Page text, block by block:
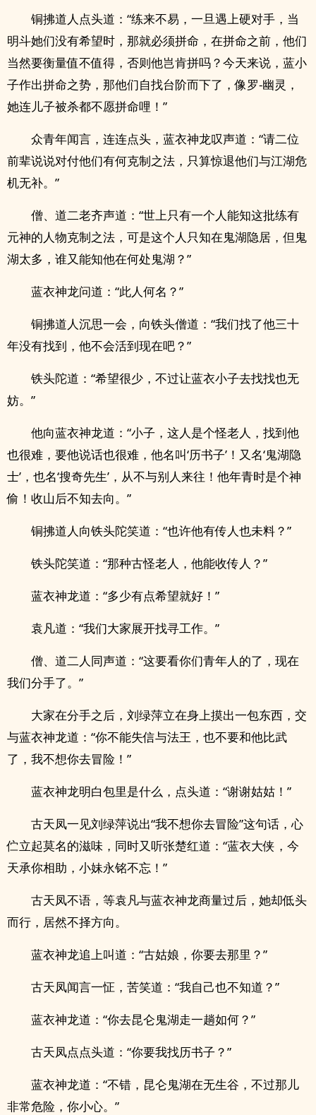
铜拂道人点头道：“练来不易，一旦遇上硬对手，当
明斗她们没有希望时，那就必须拼命，在拼命之前，他们
当然要衡量值不值得，否则他岂肯拼吗？今天来说，蓝小
子作出拼命之势，那他们自找台阶而下了，像罗-幽灵，
她连儿子被杀都不愿拼命哩！”
众青年闻言，连连点头，蓝衣神龙叹声道：“请二位
前辈说说对付他们有何克制之法，只算惊退他们与江湖危
机无补。”
僧、道二老齐声道：“世上只有一个人能知这批练有
元神的人物克制之法，可是这个人只知在鬼湖隐居，但鬼
湖太多，谁又能知他在何处鬼湖？”
蓝衣神龙问道：“此人何名？”
铜拂道人沉思一会，向铁头僧道：“我们找了他三十
年没有找到，他不会活到现在吧？”
铁头陀道：“希望很少，不过让蓝衣小子去找找也无
妨。”
他向蓝衣神龙道：“小子，这人是个怪老人，找到他
也很难，要他说话也很难，他名叫‘历书子’！又名‘鬼湖隐
士’，也名‘搜奇先生’，从不与别人来往！他年青时是个神
偷！收山后不知去向。”
铜拂道人向铁头陀笑道：“也许他有传人也未料？”
铁头陀笑道：“那种古怪老人，他能收传人？”
蓝衣神龙道：“多少有点希望就好！”
袁凡道：“我们大家展开找寻工作。”
僧、道二人同声道：“这要看你们青年人的了，现在
我们分手了。”
大家在分手之后，刘绿萍立在身上摸出一包东西，交
与蓝衣神龙道：“你不能失信与法王，也不要和他比武
了，我不想你去冒险！”
蓝衣神龙明白包里是什么，点头道：“谢谢姑姑！”
古天凤一见刘绿萍说出“我不想你去冒险”这句话，心
伫立起莫名的滋味，同时又听张楚红道：“蓝衣大侠，今
天承你相助，小妹永铭不忘！”
古天凤不语，等袁凡与蓝衣神龙商量过后，她却低头
而行，居然不择方向。
蓝衣神龙追上叫道：“古姑娘，你要去那里？”
古天凤闻言一怔，苦笑道：“我自己也不知道？”
蓝衣神龙道：“你去昆仑鬼湖走一趟如何？”
古天凤点点头道：“你要我找历书子？”
蓝衣神龙道：“不错，昆仑鬼湖在无生谷，不过那儿
非常危险，你小心。”